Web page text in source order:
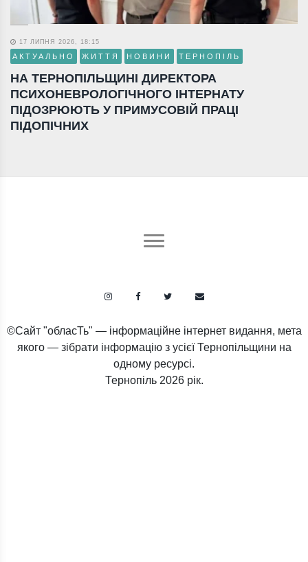
17 ЛИПНЯ 2026, 18:15
АКТУАЛЬНО ЖИТТЯ НОВИНИ ТЕРНОПІЛЬ
НА ТЕРНОПІЛЬЩИНІ ДИРЕКТОРА
ПСИХОНЕВРОЛОГІЧНОГО ІНТЕРНАТУ
ПІДОЗРЮЮТЬ У ПРИМУСОВІЙ ПРАЦІ
ПІДОПІЧНИХ
©Сайт "обласТь" — інформаційне інтернет видання, мета
якого — зібрати інформацію з усієї Тернопільщини на
одному ресурсі.
Тернопіль 2026 рік.